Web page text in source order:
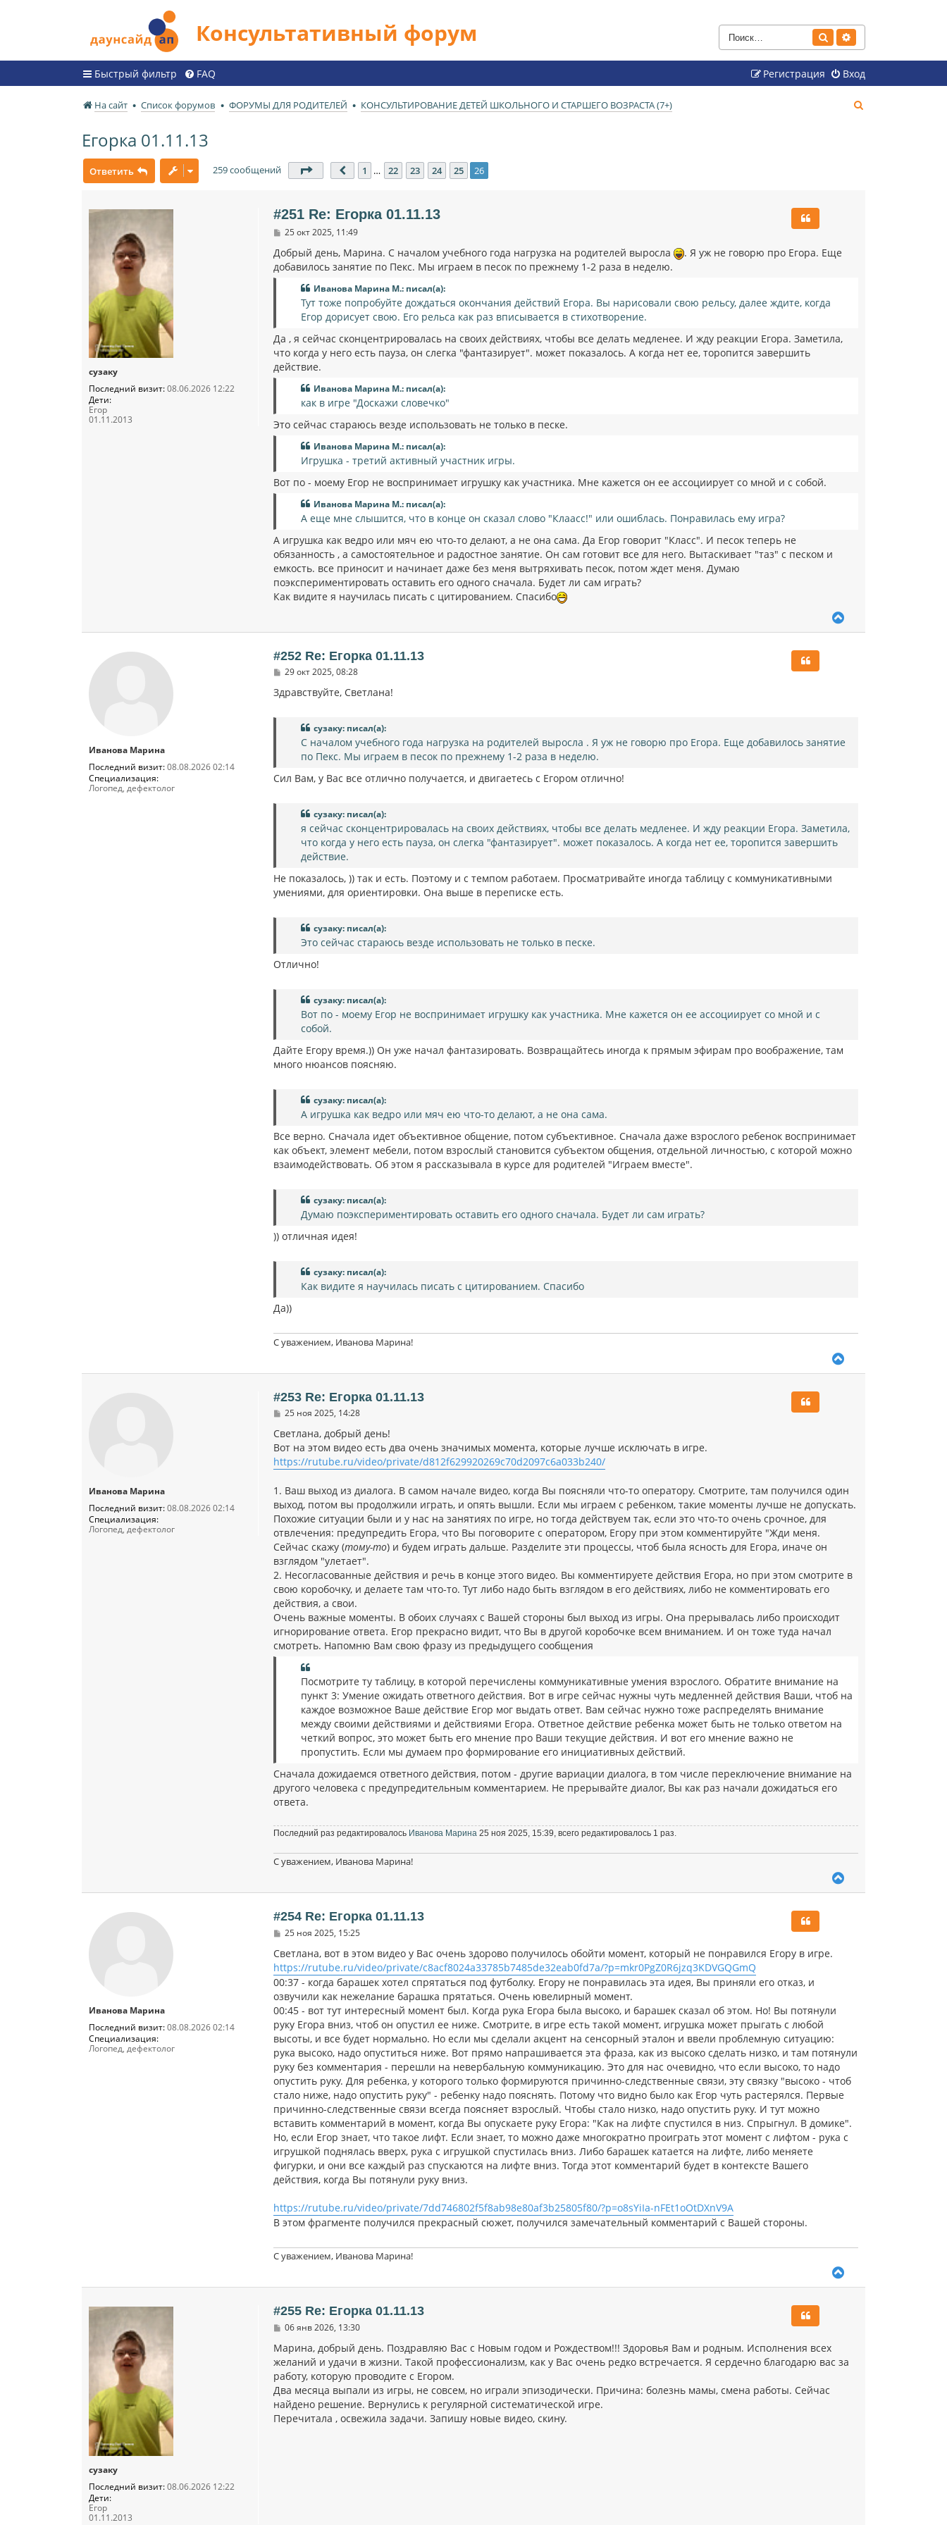
Консультативный форум Поиск
Быстрый фильтр FAQ Вход
Регистрация
На сайт Список форумов ФОРУМЫ ДЛЯ РОДИТЕЛЕЙ КОНСУЛЬТИРОВАНИЕ ДЕТЕЙ ШКОЛЬНОГО И СТАРШЕГО ВОЗРАСТА (7+)
Егорка 01.11.13
Ответить 259 сообщений Страница 26 из 26
Пред.
1 … 22 23 24 25 26
сузаку
Последний визит:08.06.2026 12:22
Дети:
Егор
01.11.2013
#251 Re: Егорка 01.11.13
С
о
б
щ
25 окт 2025, 11:49
Добрый день, Марина. С началом учебного года нагрузка на родителей выросла
. Я уж не говорю про Егора. Еще
добавилось занятие по Пекс. Мы играем в песок по прежнему 1-2 раза в неделю.
Иванова Марина М.: писал(а):
Тут тоже попробуйте дождаться окончания действий Егора. Вы нарисовали свою рельсу, далее ждите, когда
Егор дорисует свою. Его рельса как раз вписывается в стихотворение.
Да , я сейчас сконцентрировалась на своих действиях, чтобы все делать медленее. И жду реакции Егора. Заметила,
что когда у него есть пауза, он слегка "фантазирует". может показалось. А когда нет ее, торопится завершить
действие.
Иванова Марина М.: писал(а):
как в игре "Доскажи словечко"
Это сейчас стараюсь везде использовать не только в песке.
Иванова Марина М.: писал(а):
Игрушка - третий активный участник игры.
Вот по - моему Егор не воспринимает игрушку как участника. Мне кажется он ее ассоциирует со мной и с собой.
Иванова Марина М.: писал(а):
А еще мне слышится, что в конце он сказал слово "Клаасс!" или ошиблась. Понравилась ему игра?
А игрушка как ведро или мяч ею что-то делают, а не она сама. Да Егор говорит "Класс". И песок теперь не
обязанность , а самостоятельное и радостное занятие. Он сам готовит все для него. Вытаскивает "таз" с песком и
емкость. все приносит и начинает даже без меня вытряхивать песок, потом ждет меня. Думаю
поэкспериментировать оставить его одного сначала. Будет ли сам играть?
Как видите я научилась писать с цитированием. Спасибо
Иванова Марина
Последний визит:08.08.2026 02:14
Специализация:
Логопед, дефектолог
#252 Re: Егорка 01.11.13
С
о
б
29 окт 2025, 08:28
Здравствуйте, Светлана!
сузаку: писал(а):
С началом учебного года нагрузка на родителей выросла . Я уж не говорю про Егора. Еще добавилось занятие
по Пекс. Мы играем в песок по прежнему 1-2 раза в неделю.
Сил Вам, у Вас все отлично получается, и двигаетесь с Егором отлично!
сузаку: писал(а):
я сейчас сконцентрировалась на своих действиях, чтобы все делать медленее. И жду реакции Егора. Заметила,
что когда у него есть пауза, он слегка "фантазирует". может показалось. А когда нет ее, торопится завершить
действие.
Не показалось, )) так и есть. Поэтому и с темпом работаем. Просматривайте иногда таблицу с коммуникативными
умениями, для ориентировки. Она выше в переписке есть.
сузаку: писал(а):
Это сейчас стараюсь везде использовать не только в песке.
Отлично!
сузаку: писал(а):
Вот по - моему Егор не воспринимает игрушку как участника. Мне кажется он ее ассоциирует со мной и с
собой.
Дайте Егору время.)) Он уже начал фантазировать. Возвращайтесь иногда к прямым эфирам про воображение, там
много нюансов поясняю.
сузаку: писал(а):
А игрушка как ведро или мяч ею что-то делают, а не она сама.
Все верно. Сначала идет объективное общение, потом субъективное. Сначала даже взрослого ребенок воспринимает
как объект, элемент мебели, потом взрослый становится субъектом общения, отдельной личностью, с которой можно
взаимодействовать. Об этом я рассказывала в курсе для родителей "Играем вместе".
сузаку: писал(а):
Думаю поэкспериментировать оставить его одного сначала. Будет ли сам играть?
)) отличная идея!
сузаку: писал(а):
Как видите я научилась писать с цитированием. Спасибо
Да))
С уважением, Иванова Марина!
а
ч
Иванова Марина
Последний визит:08.08.2026 02:14
Специализация:
Логопед, дефектолог
#253 Re: Егорка 01.11.13
С
о
щ
е
н
е
25 ноя 2025, 14:28
Cветлана, добрый день!
Вот на этом видео есть два очень значимых момента, которые лучше исключать в игре.
https://rutube.ru/video/private/d812f629920269c70d2097c6a033b240/
1. Ваш выход из диалога. В самом начале видео, когда Вы поясняли что-то оператору. Смотрите, там получился один
выход, потом вы продолжили играть, и опять вышли. Если мы играем с ребенком, такие моменты лучше не допускать.
Похожие ситуации были и у нас на занятиях по игре, но тогда действуем так, если это что-то очень срочное, для
отвлечения: предупредить Егора, что Вы поговорите с оператором, Егору при этом комментируйте "Жди меня.
Сейчас скажу (тому-то) и будем играть дальше. Разделите эти процессы, чтоб была ясность для Егора, иначе он
взглядом "улетает".
2. Несогласованные действия и речь в конце этого видео. Вы комментируете действия Егора, но при этом смотрите в
свою коробочку, и делаете там что-то. Тут либо надо быть взглядом в его действиях, либо не комментировать его
действия, а свои.
Очень важные моменты. В обоих случаях с Вашей стороны был выход из игры. Она прерывалась либо происходит
игнорирование ответа. Егор прекрасно видит, что Вы в другой коробочке всем вниманием. И он тоже туда начал
смотреть. Напомню Вам свою фразу из предыдущего сообщения
Посмотрите ту таблицу, в которой перечислены коммуникативные умения взрослого. Обратите внимание на
пункт 3: Умение ожидать ответного действия. Вот в игре сейчас нужны чуть медленней действия Ваши, чтоб на
каждое возможное Ваше действие Егор мог выдать ответ. Вам сейчас нужно тоже распределять внимание
между своими действиями и действиями Егора. Ответное действие ребенка может быть не только ответом на
четкий вопрос, это может быть его мнение про Ваши текущие действия. И вот его мнение важно не
пропустить. Если мы думаем про формирование его инициативных действий.
Сначала дожидаемся ответного действия, потом - другие вариации диалога, в том числе переключение внимание на
другого человека с предупредительным комментарием. Не прерывайте диалог, Вы как раз начали дожидаться его
ответа.
Последний раз редактировалось Иванова Марина 25 ноя 2025, 15:39, всего редактировалось 1 раз.
С уважением, Иванова Марина!
у
Иванова Марина
Последний визит:08.08.2026 02:14
Специализация:
Логопед, дефектолог
#254 Re: Егорка 01.11.13
С
о
б
щ
е
и
е
25 ноя 2025, 15:25
Светлана, вот в этом видео у Вас очень здорово получилось обойти момент, который не понравился Егору в игре.
https://rutube.ru/video/private/c8acf8024a33785b7485de32eab0fd7a/?p=mkr0PgZ0R6jzq3KDVGQGmQ
00:37 - когда барашек хотел спрятаться под футболку. Егору не понравилась эта идея, Вы приняли его отказ, и
озвучили как нежелание барашка прятаться. Очень ювелирный момент.
00:45 - вот тут интересный момент был. Когда рука Егора была высоко, и барашек сказал об этом. Но! Вы потянули
руку Егора вниз, чтоб он опустил ее ниже. Смотрите, в игре есть такой момент, игрушка может прыгать с любой
высоты, и все будет нормально. Но если мы сделали акцент на сенсорный эталон и ввели проблемную ситуацию:
рука высоко, надо опуститься ниже. Вот прямо напрашивается эта фраза, как из высоко сделать низко, и там потянули
руку без комментария - перешли на невербальную коммуникацию. Это для нас очевидно, что если высоко, то надо
опустить руку. Для ребенка, у которого только формируются причинно-следственные связи, эту связку "высоко - чтоб
стало ниже, надо опустить руку" - ребенку надо пояснять. Потому что видно было как Егор чуть растерялся. Первые
причинно-следственные связи всегда поясняет взрослый. Чтобы стало низко, надо опустить руку. И тут можно
вставить комментарий в момент, когда Вы опускаете руку Егора: "Как на лифте спустился в низ. Спрыгнул. В домике".
Но, если Егор знает, что такое лифт. Если знает, то можно даже многократно проиграть этот момент с лифтом - рука с
игрушкой поднялась вверх, рука с игрушкой спустилась вниз. Либо барашек катается на лифте, либо меняете
фигурки, и они все каждый раз спускаются на лифте вниз. Тогда этот комментарий будет в контексте Вашего
действия, когда Вы потянули руку вниз.
https://rutube.ru/video/private/7dd746802f5f8ab98e80af3b25805f80/?p=o8sYiIa-nFEt1oOtDXnV9A
В этом фрагменте получился прекрасный сюжет, получился замечательный комментарий с Вашей стороны.
С уважением, Иванова Марина!
я
сузаку
Последний визит:08.06.2026 12:22
Дети:
Егор
01.11.2013
#255 Re: Егорка 01.11.13
С
о
щ
е
н
и
е
06 янв 2026, 13:30
Марина, добрый день. Поздравляю Вас с Новым годом и Рождеством!!! Здоровья Вам и родным. Исполнения всех
желаний и удачи в жизни. Такой профессионализм, как у Вас очень редко встречается. Я сердечно благодарю вас за
работу, которую проводите с Егором.
Два месяца выпали из игры, не совсем, но играли эпизодически. Причина: болезнь мамы, смена работы. Сейчас
найдено решение. Вернулись к регулярной систематической игре.
Перечитала , освежила задачи. Запишу новые видео, скину.